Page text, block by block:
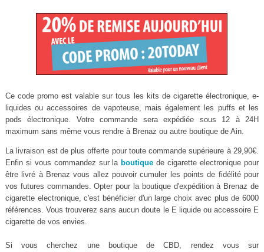
Ce code promo est valable sur tous les kits de cigarette électronique, e-
liquides ou accessoires de vapoteuse, mais également les puffs et les
pods électronique. Votre commande sera expédiée sous 12 à 24H
maximum sans même vous rendre à Brenaz ou autre boutique de Ain.
La livraison est de plus offerte pour toute commande supérieure à 29,90€.
Enfin si vous commandez sur la boutique de cigarette electronique pour
être livré à Brenaz vous allez pouvoir cumuler les points de fidélité pour
vos futures commandes. Opter pour la boutique d'expédition à Brenaz de
cigarette electronique, c'est bénéficier d'un large choix avec plus de 6000
références. Vous trouverez sans aucun doute le E liquide ou accessoire E
cigarette de vos envies.
Si vous cherchez une boutique de CBD, rendez vous sur